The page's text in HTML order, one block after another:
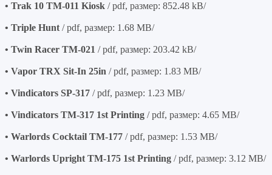
• Trak 10 TM-011 Kiosk / pdf, размер: 852.48 kB/
• Triple Hunt/ pdf, размер: 1.68 MB/
• Twin Racer TM-021 / pdf, размер: 203.42 kB/
• Vapor TRX Sit-In 25in / pdf, размер: 1.83 MB/
• Vindicators SP-317 / pdf, размер: 1.23 MB/
• Vindicators TM-317 1st Printing / pdf, размер: 4.65 MB/
• Warlords Cocktail TM-177 / pdf, размер: 1.53 MB/
• Warlords Upright TM-175 1st Printing / pdf, размер: 3.12 MB/